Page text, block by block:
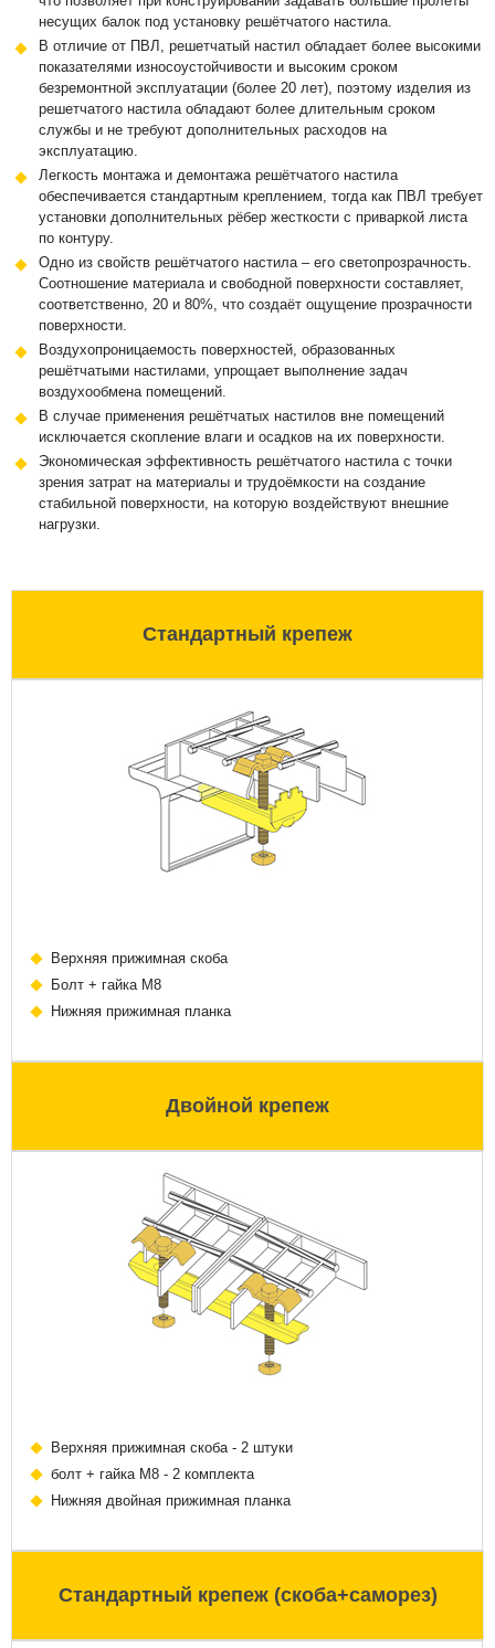
несущих балок под установку решётчатого настила.
В отличие от ПВЛ, решетчатый настил обладает более высокими
показателями износоустойчивости и высоким сроком
безремонтной эксплуатации (более 20 лет), поэтому изделия из
решетчатого настила обладают более длительным сроком
службы и не требуют дополнительных расходов на
эксплуатацию.
Легкость монтажа и демонтажа решётчатого настила
обеспечивается стандартным креплением, тогда как ПВЛ требует
установки дополнительных рёбер жесткости с приваркой листа
по контуру.
Одно из свойств решётчатого настила – его светопрозрачность.
Соотношение материала и свободной поверхности составляет,
соответственно, 20 и 80%, что создаёт ощущение прозрачности
поверхности.
Воздухопроницаемость поверхностей, образованных
решётчатыми настилами, упрощает выполнение задач
воздухообмена помещений.
В случае применения решётчатых настилов вне помещений
исключается скопление влаги и осадков на их поверхности.
Экономическая эффективность решётчатого настила с точки
зрения затрат на материалы и трудоёмкости на создание
стабильной поверхности, на которую воздействуют внешние
нагрузки.
Стандартный крепеж
Верхняя прижимная скоба
Болт + гайка М8
Нижняя прижимная планка
Двойной крепеж
Верхняя прижимная скоба - 2 штуки
болт + гайка М8 - 2 комплекта
Нижняя двойная прижимная планка
Стандартный крепеж (скоба+саморез)